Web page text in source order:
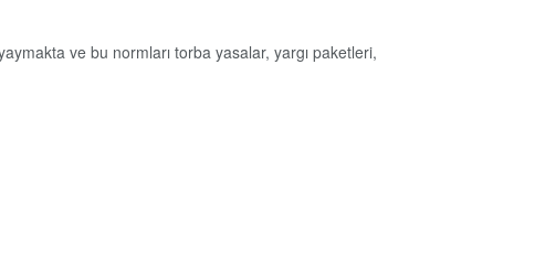
ve bu normları torba yasalar, yargı paketleri,